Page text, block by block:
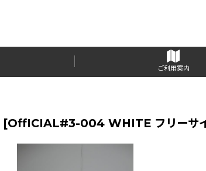
ご利用案内
[OffICIAL#3-004 WHITE フリーサ